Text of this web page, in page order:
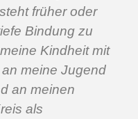
früher oder
Bindung zu
Kindheit mit
meine Jugend
an meinen
als